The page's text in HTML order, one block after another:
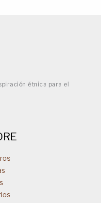
étnica para el